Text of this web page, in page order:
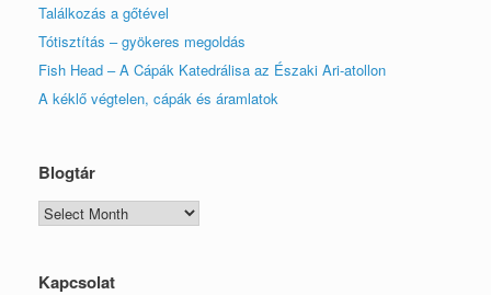
Találkozás a gőtével
Tótisztítás – gyökeres megoldás
Fish Head – A Cápák Katedrálisa az Északi Ari-atollon
A kéklő végtelen, cápák és áramlatok
Blogtár
Blogtár
Kapcsolat